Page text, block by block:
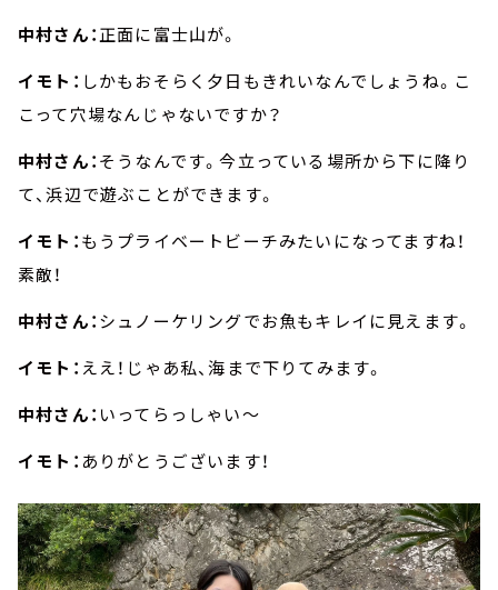
中村さん：正面に富士山が。
イモト： しかもおそらく夕日もきれいなんでしょうね。こ
こって穴場なんじゃないですか？
中村さん：そうなんです。今立っている場所から下に降り
て、浜辺で遊ぶことができます。
イモト：もうプライベートビーチみたいになってますね！
素敵！
中村さん：シュノーケリングでお魚もキレイに見えます。
イモト： ええ！じゃあ私、海まで下りてみます。
中村さん： いってらっしゃい～
イモト： ありがとうございます！